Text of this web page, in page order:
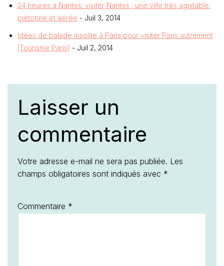
24 heures à Nantes: visiter Nantes ; une ville très agréable,
piétonne et aérée - Juil 3, 2014
Idées de balade insolite à Paris pour visiter Paris autrement
(Tourisme Paris) - Juil 2, 2014
Laisser un
commentaire
Votre adresse e-mail ne sera pas publiée. Les
champs obligatoires sont indiqués avec *
Commentaire *